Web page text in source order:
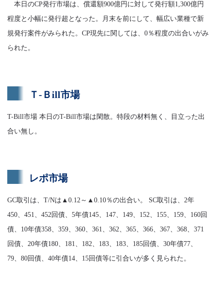
本日のCP発行市場は、償還額900億円に対して発行額1,300億円
程度と小幅に発行超となった。月末を前にして、幅広い業種で新
規発行案件がみられた。CP現先に関しては、0％程度の出合いがみ
られた。
Ｔ-Ｂill市場
T-Bill市場 本日のT-Bill市場は閑散。特段の材料無く、目立った出
合い無し。
レポ市場
GC取引は、T/Nは▲0.12～▲0.10％の出合い。 SC取引は、2年
450、451、452回債、5年債145、147、149、152、155、159、160回
債、10年債358、359、360、361、362、365、366、367、368、371
回債、20年債180、181、182、183、183、185回債、30年債77、
79、80回債、40年債14、15回債等に引合いが多く見られた。